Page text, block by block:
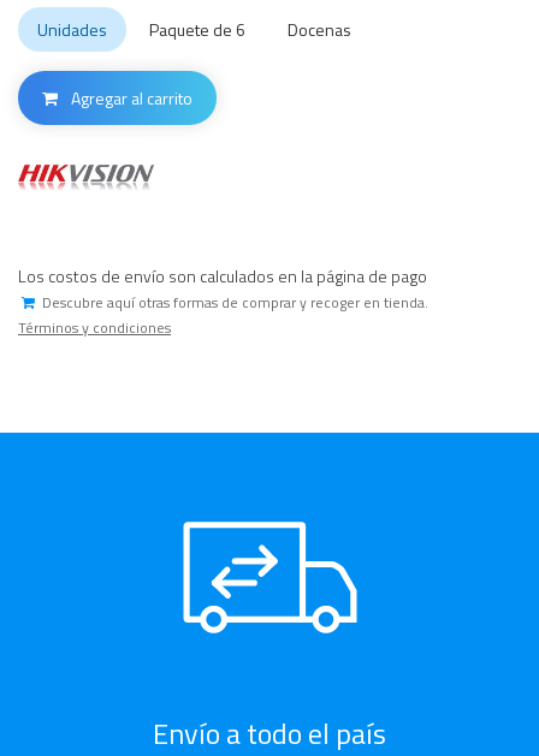
Unidades
Paquete de 6 Docenas
Agregar al carrito
Los costos de envío son calculados en la página de pago
Descubre aquí otras formas de comprar y recoger en tienda.
Términos y condiciones
Envío a todo el país